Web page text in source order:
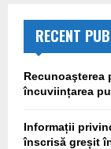
RECENT
încuviințarea
Informații
înscrisă greșit